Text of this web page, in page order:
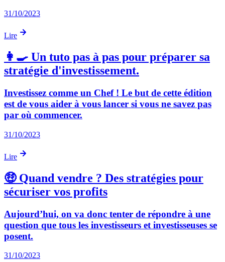
31/10/2023
Lire
👩‍🍳 Un tuto pas à pas pour préparer sa
stratégie d'investissement.
Investissez comme un Chef ! Le but de cette édition
est de vous aider à vous lancer si vous ne savez pas
par où commencer.
31/10/2023
Lire
🤑 Quand vendre ? Des stratégies pour
sécuriser vos profits
Aujourd’hui, on va donc tenter de répondre à une
question que tous les investisseurs et investisseuses se
posent.
31/10/2023